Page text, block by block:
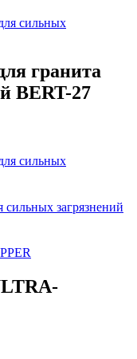
гранита
BERT-27
сильных загрязнений